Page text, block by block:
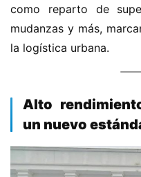
v
a
como reparto de
mudanzas y más,
la logística urbana.
​Alto
un nuevo